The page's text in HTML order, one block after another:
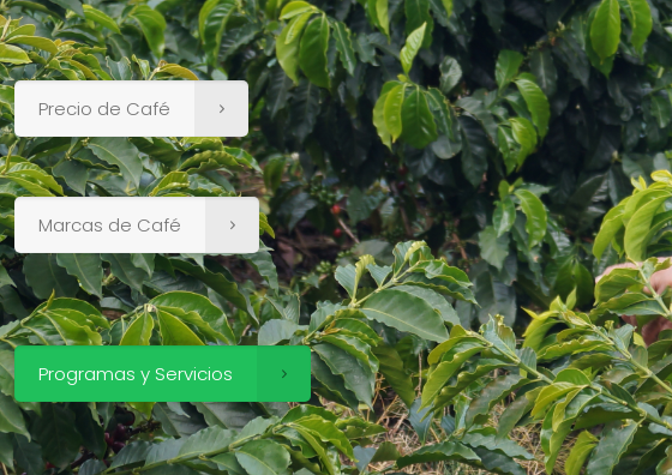
Precio de Café
Marcas de Café
Programas y Servicios